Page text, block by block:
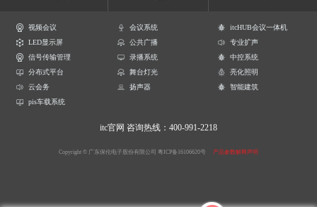
视频会议 会议系统
itcHUB会议一体机
LED显示屏
公共广播
专业扩声
信号传输管理
录播系统
中控系统
分布式平台
舞台灯光
亮化照明
云会务
扬声器
智能建筑
pis车载系统
itc官网 咨询热线：400-991-2218
Copyright © 广东保伦电子股份有限公司 粤ICP备16106620号 产品参数解释声明